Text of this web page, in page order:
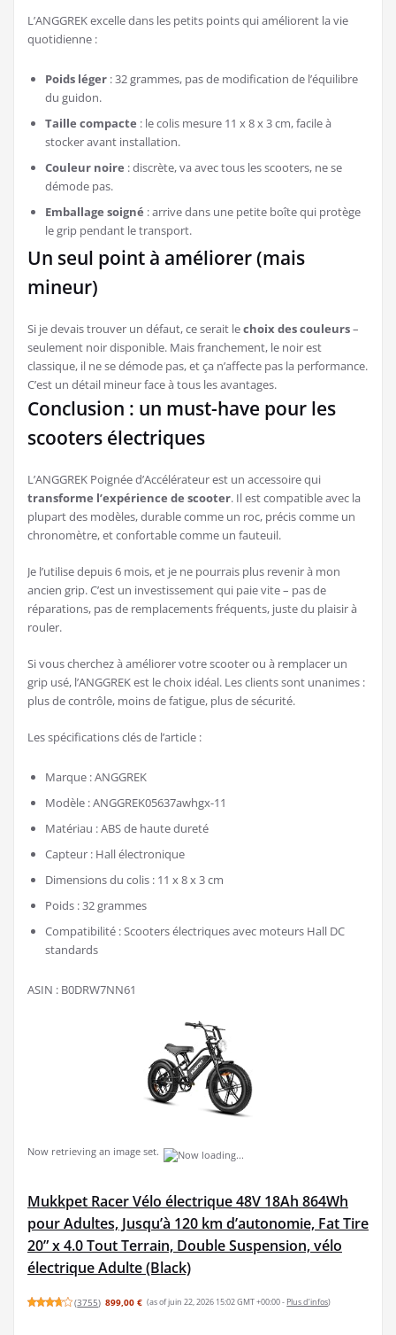
L’ANGGREK excelle dans les petits points qui améliorent la vie
quotidienne :
Poids léger : 32 grammes, pas de modification de l’équilibre
du guidon.
Taille compacte : le colis mesure 11 x 8 x 3 cm, facile à
stocker avant installation.
Couleur noire : discrète, va avec tous les scooters, ne se
démode pas.
Emballage soigné : arrive dans une petite boîte qui protège
le grip pendant le transport.
Un seul point à améliorer (mais
mineur)
Si je devais trouver un défaut, ce serait lechoix des couleurs–
seulement noir disponible. Mais franchement, le noir est
classique, il ne se démode pas, et ça n’affecte pas la performance.
C’est un détail mineur face à tous les avantages.
Conclusion : un must-have pour les
scooters électriques
L’ANGGREK Poignée d’Accélérateur est un accessoire qui
transforme l’expérience de scooter. Il est compatible avec la
plupart des modèles, durable comme un roc, précis comme un
chronomètre, et confortable comme un fauteuil.
Je l’utilise depuis 6 mois, et je ne pourrais plus revenir à mon
ancien grip. C’est un investissement qui paie vite – pas de
réparations, pas de remplacements fréquents, juste du plaisir à
rouler.
Si vous cherchez à améliorer votre scooter ou à remplacer un
grip usé, l’ANGGREK est le choix idéal. Les clients sont unanimes :
plus de contrôle, moins de fatigue, plus de sécurité.
Les spécifications clés de l’article :
Marque : ANGGREK
Modèle : ANGGREK05637awhgx-11
Matériau : ABS de haute dureté
Capteur : Hall électronique
Dimensions du colis : 11 x 8 x 3 cm
Poids : 32 grammes
Compatibilité : Scooters électriques avec moteurs Hall DC
standards
ASIN : B0DRW7NN61
Now retrieving an image set.
Mukkpet Racer Vélo électrique 48V 18Ah 864Wh
pour Adultes, Jusqu’à 120 km d’autonomie, Fat Tire
20” x 4.0 Tout Terrain, Double Suspension, vélo
électrique Adulte (Black)
(3755) 899,00 € (as of juin 22, 2026 15:02 GMT +00:00 - Plus d’infos)